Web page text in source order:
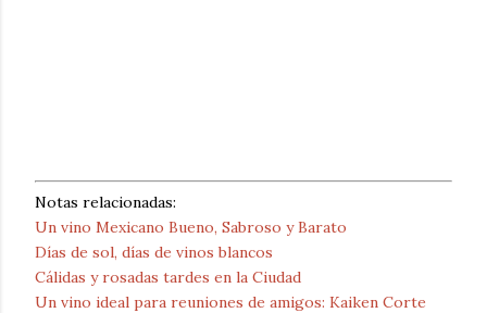
Notas relacionadas:
Un vino Mexicano Bueno, Sabroso y Barato
Días de sol, días de vinos blancos
Cálidas y rosadas tardes en la Ciudad
Un vino ideal para reuniones de amigos: Kaiken Corte